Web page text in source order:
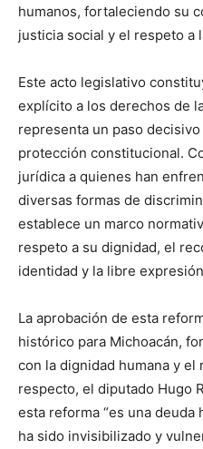
humanos, fortaleciendo su
justicia social y el respeto a
Este acto legislativo
explícito a los derechos de
representa un paso
protección constitucional.
jurídica a quienes han
diversas formas de
establece un marco
respeto a su dignidad, el
identidad y la libre
La aprobación de esta
histórico para Michoacán,
con la dignidad humana y el
respecto, el diputado Hugo
esta reforma “es una
ha sido invisibilizado y